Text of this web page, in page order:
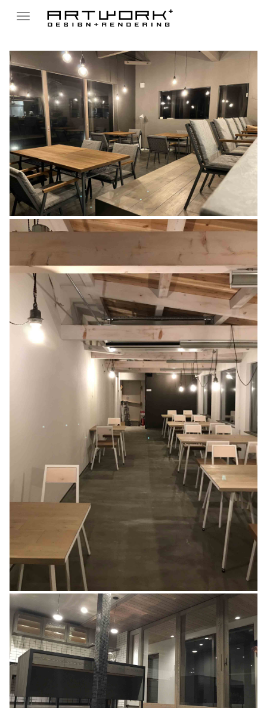
Toggle
guesthouse haretel
設計デザイン
cafe dining 柿の木
設計デザイン
Y邸改装工事
設計デザイン